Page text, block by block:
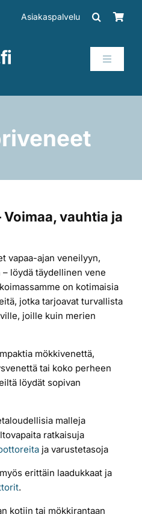
Asiakaspalvelu
Toggle
vauhtia ja
vapaa-ajan veneilyyn,
löydä täydellinen vene
on kotimaisia
jotka tarjoavat turvallista
joille kuin merien
mökkivenettä,
tai koko perheen
löydät sopivan
malleja
ratkaisuja
ja varustetasoja
erittäin laadukkaat ja
.
kotiin tai mökkirantaan